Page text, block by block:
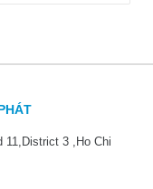
11,District 3 ,Ho Chi